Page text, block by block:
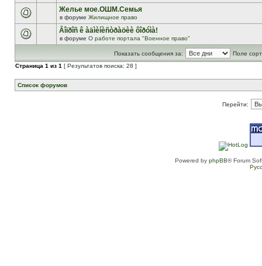
Желье мое.ОШМ.Семья
в форуме Жилищное право
Âîïðîñ ê àäìèíèñòðàöèè ôîðóìà!
в форуме О работе портала "Военное право"
Показать сообщения за:
Поле
Страница 1 из 1 [ Результатов поиска: 28 ]
Список форумов
Перейти:
Powered by phpBB® Forum